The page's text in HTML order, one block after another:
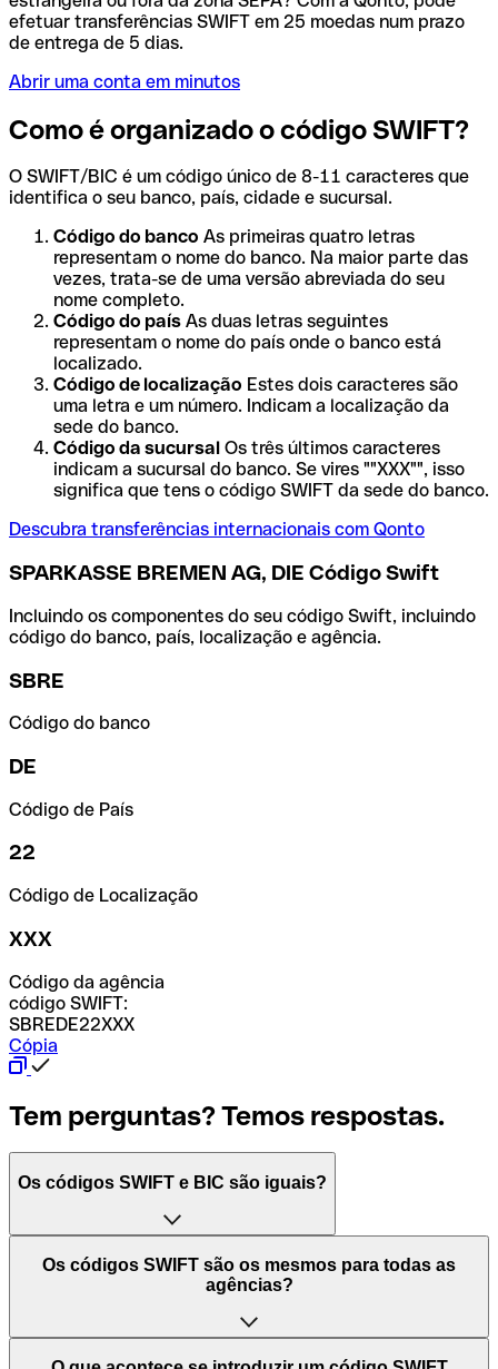
efetuar transferências SWIFT em 25 moedas num prazo
de entrega de 5 dias.
Abrir uma conta em minutos
Como é organizado o código SWIFT?
O SWIFT/BIC é um código único de 8-11 caracteres que
identifica o seu banco, país, cidade e sucursal.
Código do banco As primeiras quatro letras
representam o nome do banco. Na maior parte das
vezes, trata-se de uma versão abreviada do seu
nome completo.
Código do país As duas letras seguintes
representam o nome do país onde o banco está
localizado.
Código de localização Estes dois caracteres são
uma letra e um número. Indicam a localização da
sede do banco.
Código da sucursal Os três últimos caracteres
indicam a sucursal do banco. Se vires ""XXX"", isso
significa que tens o código SWIFT da sede do banco.
Descubra transferências internacionais com Qonto
SPARKASSE BREMEN AG, DIE Código Swift
Incluindo os componentes do seu código Swift, incluindo
código do banco, país, localização e agência.
SBRE
Código do banco
DE
Código de País
22
Código de Localização
XXX
Código da agência
código SWIFT:
SBREDE22XXX
Cópia
Tem perguntas? Temos respostas.
Os códigos SWIFT e BIC são iguais?
O acrónimo SWIFT significa "Society for Worldwide
Interbank Financial Telecommunication (Sociedade para
Mundiais)". Trata-se de uma rede mundial onde se
processam pagamentos entre países. Por outro lado, BIC
Os códigos SWIFT são os mesmos para todas as
agências?